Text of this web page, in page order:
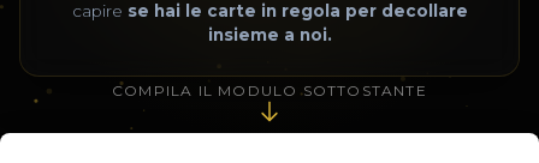
capire se hai le carte in regola per decollare
insieme a noi.
COMPILA IL MODULO SOTTOSTANTE